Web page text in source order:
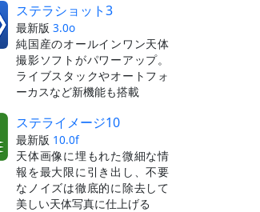
ステラショット3
最新版 3.0o
純国産のオールインワン天体
撮影ソフトがパワーアップ。
ライブスタックやオートフォ
ーカスなど新機能も搭載
ステライメージ10
最新版 10.0f
天体画像に埋もれた微細な情
報を最大限に引き出し、不要
なノイズは徹底的に除去して
美しい天体写真に仕上げる